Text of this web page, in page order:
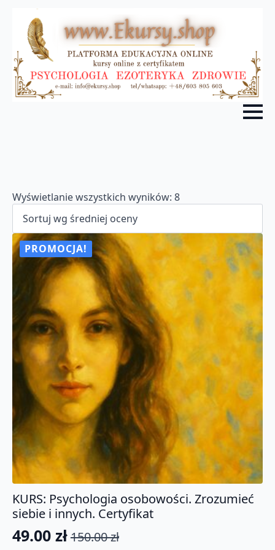
Wyświetlanie wszystkich wyników: 8Posortowane
oceny
PROMOCJA!
KURS: Psychologia osobowości. Zrozumieć
siebie i innych. Certyfikat
150.00zł
Pierwotna
49.00 zł
Aktualna